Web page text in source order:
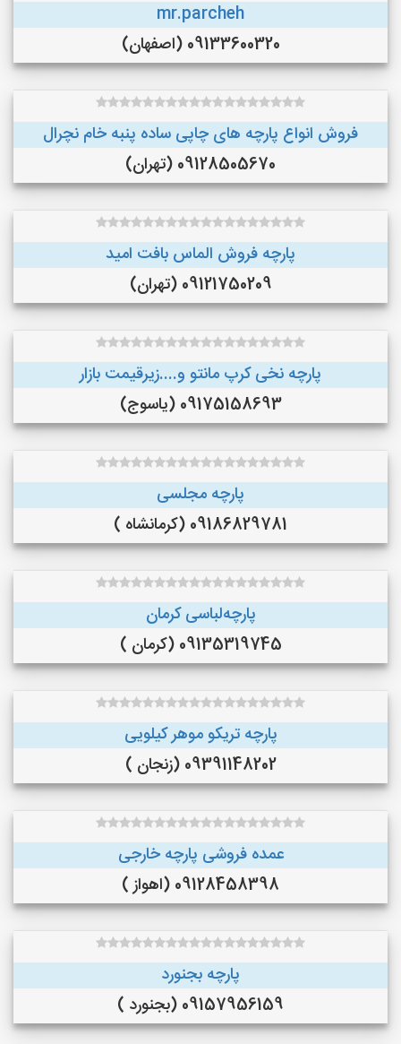
mr.parcheh
09133600320 (اصفهان)
فروش انواع پارچه های چاپی ساده پنبه خام نچرال
09128505670 (تهران)
پارچه فروش الماس بافت امید
09121750209 (تهران)
پارچه نخی کرپ مانتو و....زیرقیمت بازار
09175158693 (یاسوج)
پارچه مجلسی
09186829781 (کرمانشاه )
پارچه‌لباسی کرمان
09135319745 (کرمان )
پارچه تریکو موهر کیلویی
09391148202 (زنجان )
عمده فروشی پارچه خارجی
09128458398 (اهواز )
پارچه بجنورد
09157956159 (بجنورد )